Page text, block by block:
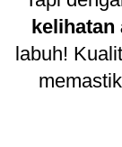
kelihatan
labuh!